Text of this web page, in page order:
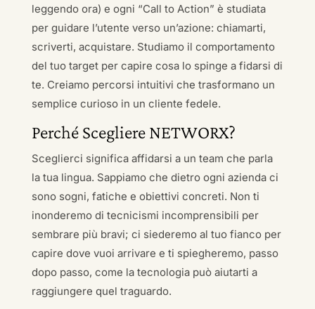
leggendo ora) e ogni “Call to Action” è studiata
per guidare l’utente verso un’azione: chiamarti,
scriverti, acquistare. Studiamo il comportamento
del tuo target per capire cosa lo spinge a fidarsi di
te. Creiamo percorsi intuitivi che trasformano un
semplice curioso in un cliente fedele.
Perché Scegliere NETWORX?
Sceglierci significa affidarsi a un team che parla
la tua lingua. Sappiamo che dietro ogni azienda ci
sono sogni, fatiche e obiettivi concreti. Non ti
inonderemo di tecnicismi incomprensibili per
sembrare più bravi; ci siederemo al tuo fianco per
capire dove vuoi arrivare e ti spiegheremo, passo
dopo passo, come la tecnologia può aiutarti a
raggiungere quel traguardo.